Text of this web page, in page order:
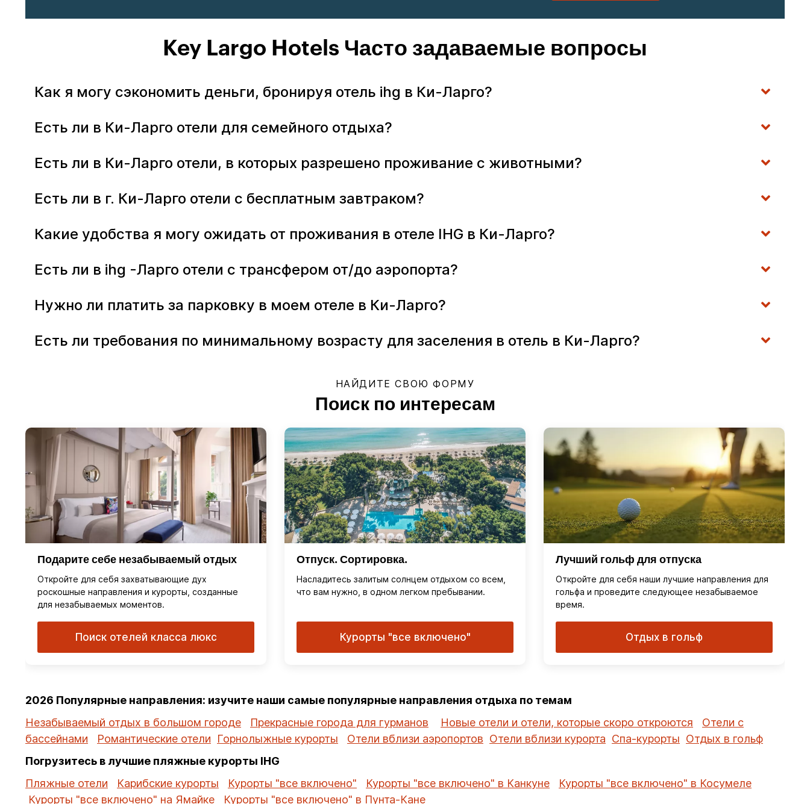
Key Largo Hotels Часто задаваемые вопросы
Как я могу сэкономить деньги, бронируя отель ihg в Ки-Ларго?
Есть ли в Ки-Ларго отели для семейного отдыха?
Есть ли в Ки-Ларго отели, в которых разрешено проживание с животными?
Есть ли в г. Ки-Ларго отели с бесплатным завтраком?
Какие удобства я могу ожидать от проживания в отеле IHG в Ки-Ларго?
Есть ли в ihg -Ларго отели с трансфером от/до аэропорта?
Нужно ли платить за парковку в моем отеле в Ки-Ларго?
Есть ли требования по минимальному возрасту для заселения в отель в Ки-Ларго?
НАЙДИТЕ СВОЮ ФОРМУ
Поиск по интересам
Подарите себе незабываемый отдых
Откройте для себя захватывающие дух
роскошные направления и курорты, созданные
для незабываемых моментов.
Поиск отелей класса люкс
Отпуск. Сортировка.
Насладитесь залитым солнцем отдыхом со всем,
что вам нужно, в одном легком пребывании.
Курорты "все включено"
Лучший гольф для отпуска
Откройте для себя наши лучшие направления для
гольфа и проведите следующее незабываемое
время.
Отдых в гольф
2026 Популярные направления: изучите наши самые популярные направления отдыха по темам
Незабываемый отдых в большом городе
Прекрасные города для гурманов Новые отели и отели, которые скоро откроются
Отели с
бассейнами
Романтические отели Горнолыжные курорты Отели вблизи аэропортов Отели вблизи курорта Спа-курорты Отдых в гольф
Погрузитесь в лучшие пляжные курорты IHG
Пляжные отели
Карибские курорты Курорты "все включено" Курорты "все включено" в Канкуне
Курорты "все включено" в Косумеле
Курорты "все включено" на Ямайке
Курорты "все включено" в Пунта-Кане